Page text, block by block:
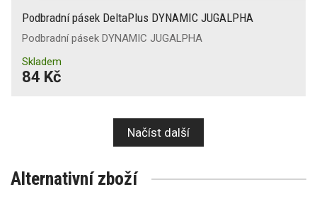
Podbradní pásek DeltaPlus DYNAMIC JUGALPHA
Podbradní pásek DYNAMIC JUGALPHA
Skladem
84 Kč
Načíst další
Alternativní zboží